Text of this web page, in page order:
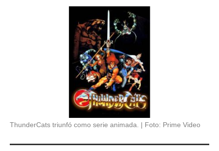
ThunderCats triunfó como serie animada. Foto: Prime Video